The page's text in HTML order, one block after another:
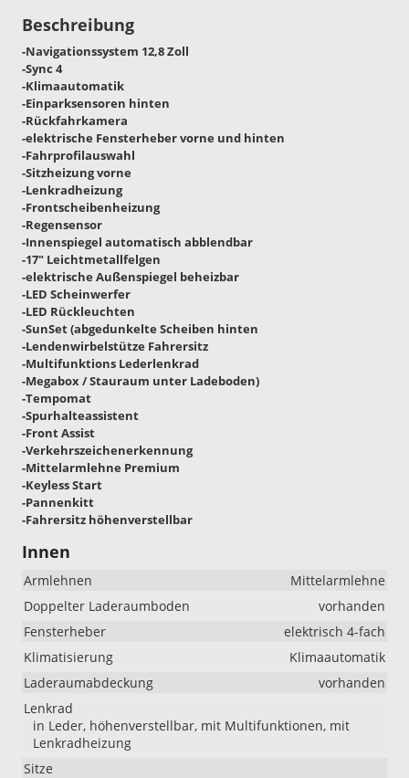
Beschreibung
-Navigationssystem 12,8 Zoll
-Sync 4
-Klimaautomatik
-Einparksensoren hinten
-Rückfahrkamera
-elektrische Fensterheber vorne und hinten
-Fahrprofilauswahl
-Sitzheizung vorne
-Lenkradheizung
-Frontscheibenheizung
-Regensensor
-Innenspiegel automatisch abblendbar
-17" Leichtmetallfelgen
-elektrische Außenspiegel beheizbar
-LED Scheinwerfer
-LED Rückleuchten
-SunSet (abgedunkelte Scheiben hinten
-Lendenwirbelstütze Fahrersitz
-Multifunktions Lederlenkrad
-Megabox / Stauraum unter Ladeboden)
-Tempomat
-Spurhalteassistent
-Front Assist
-Verkehrszeichenerkennung
-Mittelarmlehne Premium
-Keyless Start
-Pannenkitt
-Fahrersitz höhenverstellbar
Innen
Armlehnen
Mittelarmlehne
Doppelter Laderaumboden
vorhanden
Fensterheber
elektrisch 4-fach
Klimatisierung
Klimaautomatik
Laderaumabdeckung
vorhanden
Lenkrad
in Leder, höhenverstellbar, mit Multifunktionen, mit
Lenkradheizung
Sitze